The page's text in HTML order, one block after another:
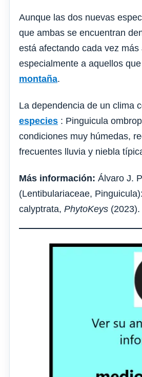
Aunque las dos nuevas
que ambas se encuentran
está afectando cada vez
especialmente a aquellos
montaña.
La dependencia de un clima
especies : Pinguicula
condiciones muy húmedas,
frecuentes lluvia y niebla
Más información: Álvaro J.
(Lentibulariaceae,
calyptrata, PhytoKeys (2023).